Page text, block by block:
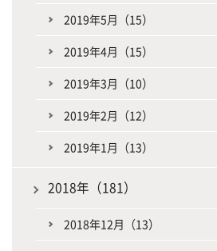
2019年5月（15）
2019年4月（15）
2019年3月（10）
2019年2月（12）
2019年1月（13）
2018年（181）
2018年12月（13）